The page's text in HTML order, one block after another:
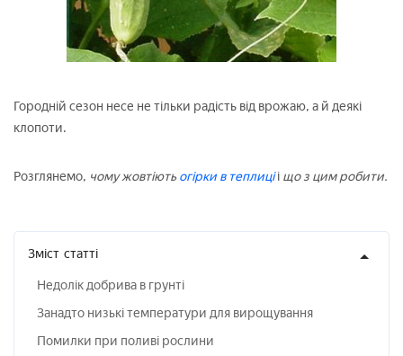
Городній сезон несе не тільки радість від врожаю, а й деякі
клопоти.
Розглянемо, чому жовтіють огірки в теплиціі що з цим робити.
Зміст статті
Недолік добрива в грунті
Занадто низькі температури для вирощування
Помилки при поливі рослини